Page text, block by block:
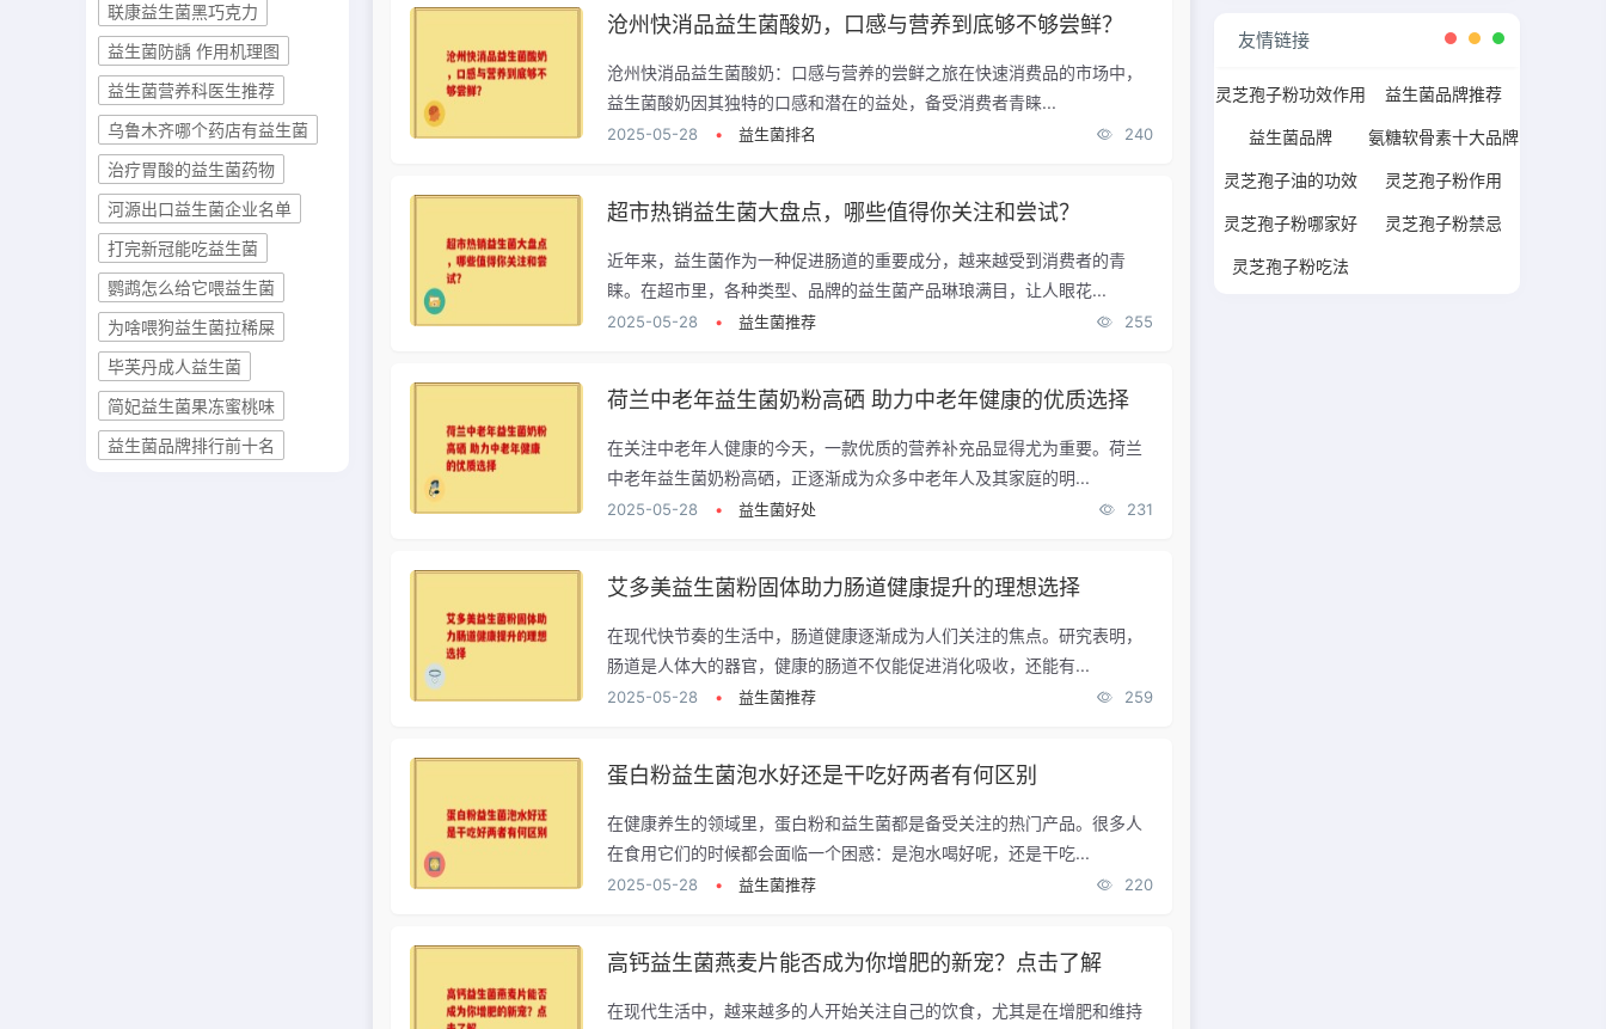
联康益生菌黑巧克力
益生菌防龋 作用机理图
益生菌营养科医生推荐
乌鲁木齐哪个药店有益生菌
治疗胃酸的益生菌药物
河源出口益生菌企业名单
打完新冠能吃益生菌
鹦鹉怎么给它喂益生菌
为啥喂狗益生菌拉稀屎
毕芙丹成人益生菌
简妃益生菌果冻蜜桃味
益生菌品牌排行前十名
沧州快消品益生菌酸奶，口感与营养到底够不够尝鲜？
沧州快消品益生菌酸奶：口感与营养的尝鲜之旅在快速消费品的市场中，
益生菌酸奶因其独特的口感和潜在的益处，备受消费者青睐...
2025-05-28 • 益生菌排名 240
超市热销益生菌大盘点，哪些值得你关注和尝试？
近年来，益生菌作为一种促进肠道的重要成分，越来越受到消费者的青
睐。在超市里，各种类型、品牌的益生菌产品琳琅满目，让人眼花...
2025-05-28 • 益生菌推荐 255
荷兰中老年益生菌奶粉高硒 助力中老年健康的优质选择
在关注中老年人健康的今天，一款优质的营养补充品显得尤为重要。荷兰
中老年益生菌奶粉高硒，正逐渐成为众多中老年人及其家庭的明...
2025-05-28 • 益生菌好处 231
艾多美益生菌粉固体助力肠道健康提升的理想选择
在现代快节奏的生活中，肠道健康逐渐成为人们关注的焦点。研究表明，
肠道是人体大的器官，健康的肠道不仅能促进消化吸收，还能有...
2025-05-28 • 益生菌推荐 259
蛋白粉益生菌泡水好还是干吃好两者有何区别
在健康养生的领域里，蛋白粉和益生菌都是备受关注的热门产品。很多人
在食用它们的时候都会面临一个困惑：是泡水喝好呢，还是干吃...
2025-05-28 • 益生菌推荐 220
高钙益生菌燕麦片能否成为你增肥的新宠？点击了解
在现代生活中，越来越多的人开始关注自己的饮食，尤其是在增肥和维持
友情链接
灵芝孢子粉功效作用 益生菌品牌推荐
益生菌品牌 氨糖软骨素十大品牌
灵芝孢子油的功效 灵芝孢子粉作用
灵芝孢子粉哪家好 灵芝孢子粉禁忌
灵芝孢子粉吃法